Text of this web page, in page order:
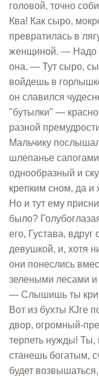
головой, точно
Ква! Как сыро,
превратилась в
женщиной. — Надо
она. — Тут сыро,
войдешь в
он славился
"бутылки" —
разной
Мальчику
шлепанье
однообразный и
крепким сном, да и
Но и тут ему
было?
его, Густава,
девушкой, и, хотя
они понеслись
зелеными лесами
— Слышишь ты крик
Вот из бухты КЈге
двор, огромный-
терпеть нужды! Ты,
станешь богатым,
будет